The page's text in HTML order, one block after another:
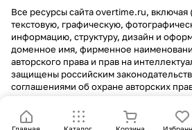
Все ресурсы сайта overtime.ru, включая
текстовую, графическую,
информацию, структуру, дизайн и
доменное имя, фирменное
авторского права и прав на
защищены российским
соглашениями об охране авторских